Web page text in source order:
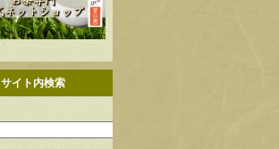
サイト内検索